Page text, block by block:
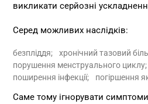
викликати серйозні
Серед можливих наслідків:
безпліддя;
хронічний тазовий
порушення менструального циклу;
поширення інфекції;
погіршення
Саме тому ігнорувати